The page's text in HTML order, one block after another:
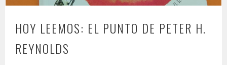
HOY LEEMOS: EL PUNTO DE PETER H.
REYNOLDS